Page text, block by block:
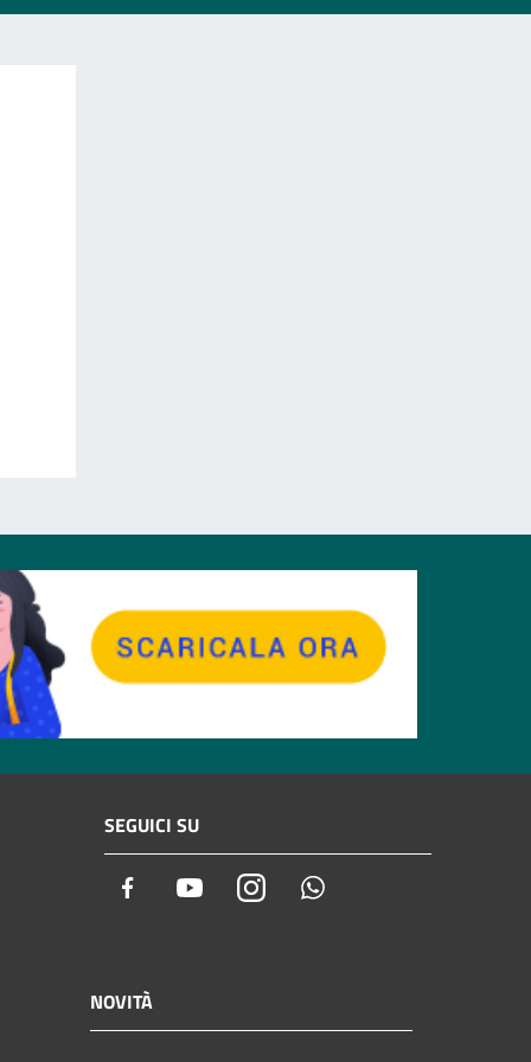
SEGUICI SU
Facebook YoutubeInstagram
NOVITÀ